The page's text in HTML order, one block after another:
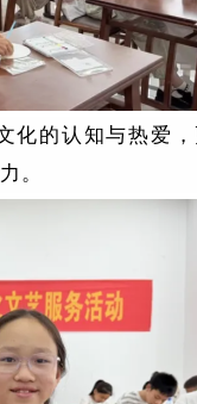
的认知与热爱
。